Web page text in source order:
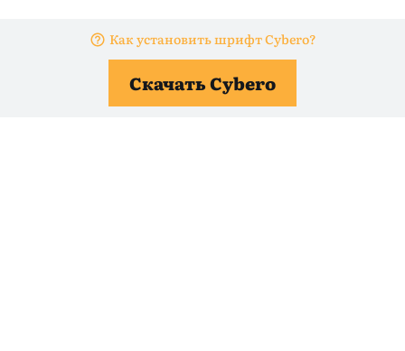
Как установить шрифт Cybero?
Скачать Cybero